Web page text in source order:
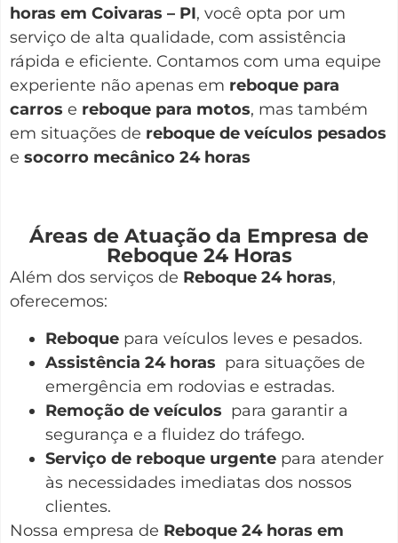
horas em Coivaras – PI, você opta por um
serviço de alta qualidade, com assistência
rápida e eficiente. Contamos com uma equipe
experiente não apenas em reboque para
carros e reboque para motos, mas também
em situações de reboque de veículos pesados
e socorro mecânico 24 horas
Áreas de Atuação da Empresa de
Reboque 24 Horas
Além dos serviços de Reboque 24 horas,
oferecemos:
Reboque para veículos leves e pesados.
Assistência 24 horas para situações de
emergência em rodovias e estradas.
Remoção de veículos para garantir a
segurança e a fluidez do tráfego.
Serviço de reboque urgente para atender
às necessidades imediatas dos nossos
clientes.
Nossa empresa de Reboque 24 horas em